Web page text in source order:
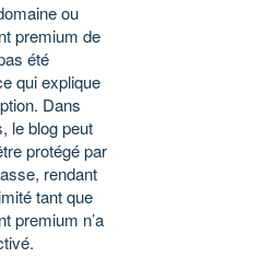
ou
premium de
été
qui explique
Dans
le blog peut
protégé par
rendant
tant que
premium n’a